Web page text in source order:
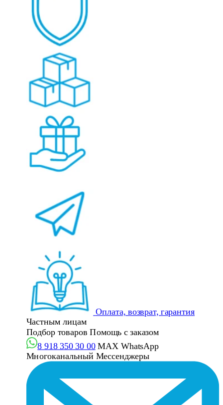
Оплата, возврат, гарантия
Частным лицам
Подбор товаров Помощь с заказом
8 918 350 30 00 MAX WhatsApp
Многоканальный Мессенджеры